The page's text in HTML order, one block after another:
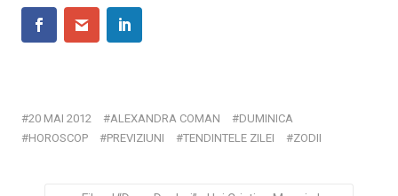
20 MAI 2012 ALEXANDRA COMAN
DUMINICA
HOROSCOP
PREVIZIUNI TENDINTELE ZILEI ZODII